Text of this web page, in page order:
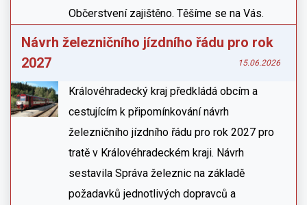
Občerstvení zajištěno. Těšíme se na Vás.
Návrh železničního jízdního řádu pro rok
2027
15.06.2026
Královéhradecký kraj předkládá obcím a
cestujícím k připomínkování návrh
železničního jízdního řádu pro rok 2027 pro
tratě v Královéhradeckém kraji. Návrh
sestavila Správa železnic na základě
požadavků jednotlivých dopravců a